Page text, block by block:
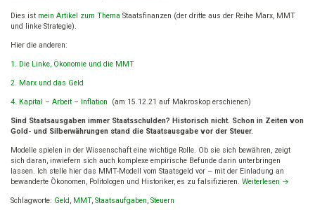
Geschichte
Dies ist mein Artikel zum Thema Staatsfinanzen (der dritte aus der Reihe Marx, MMT
und linke Strategie).
Hier die anderen:
1. Die Linke, Ökonomie und die MMT
2. Marx und das Geld
4. Kapital – Arbeit – Inflation (am 15.12.21 auf Makroskop erschienen)
Sind Staatsausgaben immer Staatsschulden? Historisch nicht. Schon in Zeiten von
Gold- und Silberwährungen stand die Staatsausgabe vor der Steuer.
Modelle spielen in der Wissenschaft eine wichtige Rolle. Ob sie sich bewähren, zeigt
sich daran, inwiefern sich auch komplexe empirische Befunde darin unterbringen
lassen. Ich stelle hier das MMT-Modell vom Staatsgeld vor – mit der Einladung an
bewanderte Ökonomen, Politologen und Historiker, es zu falsifizieren. Weiterlesen →
Schlagworte: Geld, MMT, Staatsaufgaben, Steuern